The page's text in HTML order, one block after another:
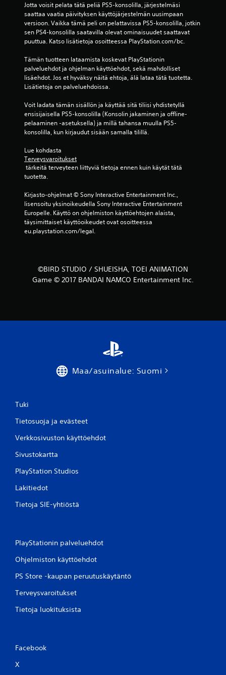
Jotta voisit pelata tätä peliä PS5-konsolilla, järjestelmäsi
saattaa vaatia päivityksen käyttöjärjestelmän uusimpaan
versioon. Vaikka tämä peli on pelattavissa PS5-konsolilla, jotkin
sen PS4-konsolilla saatavilla olevat ominaisuudet saattavat
puuttua. Katso lisätietoja osoitteessa PlayStation.com/bc.
Tämän tuotteen lataamista koskevat PlayStationin
palveluehdot ja ohjelman käyttöehdot, sekä mahdolliset
lisäehdot. Jos et hyväksy näitä ehtoja, älä lataa tätä tuotetta.
Lisätietoja on palveluehdoissa.
Voit ladata tämän sisällön ja käyttää sitä tiliisi yhdistetyllä
ensisijaisella PS5-konsolilla (Konsolin jakaminen ja offline-
pelaaminen -asetuksella) ja millä tahansa muulla PS5-
konsolilla, kun kirjaudut sisään samalla tilillä.
Lue kohdasta
Terveysvaroitukset
tuotetta.
Kirjasto-ohjelmat © Sony Interactive Entertainment Inc.,
lisensoitu yksinoikeudella Sony Interactive Entertainment
Europelle. Käyttö on ohjelmiston käyttöehtojen alaista,
täysimittaiset käyttöoikeudet ovat osoitteessa
eu.playstation.com/legal.
©BIRD STUDIO / SHUEISHA, TOEI ANIMATION
Game © 2017 BANDAI NAMCO Entertainment Inc.
Maa/asuinalue: Suomi
Tuki
Tietosuoja ja evästeet
Verkkosivuston käyttöehdot
Sivustokartta
PlayStation Studios
Lakitiedot
Tietoja SIE-yhtiöstä
PlayStationin palveluehdot
Ohjelmiston käyttöehdot
PS Store -kaupan peruutuskäytäntö
Terveysvaroitukset
Tietoja luokituksista
Facebook
X